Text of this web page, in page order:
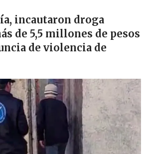
incautaron droga
de 5,5 millones de pesos
de violencia de